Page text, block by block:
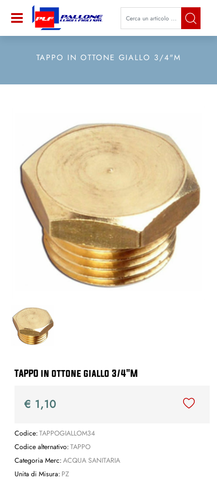
Open La modifica di un filtro
TAPPO IN OTTONE GIALLO 3/4"M
TAPPO in ottone giallo 3/4"M
€ 1,10
Codice: TAPPOGIALLOM34
Codice alternativo: TAPPO
Categoria Merc: ACQUA SANITARIA
Unita di Misura: PZ